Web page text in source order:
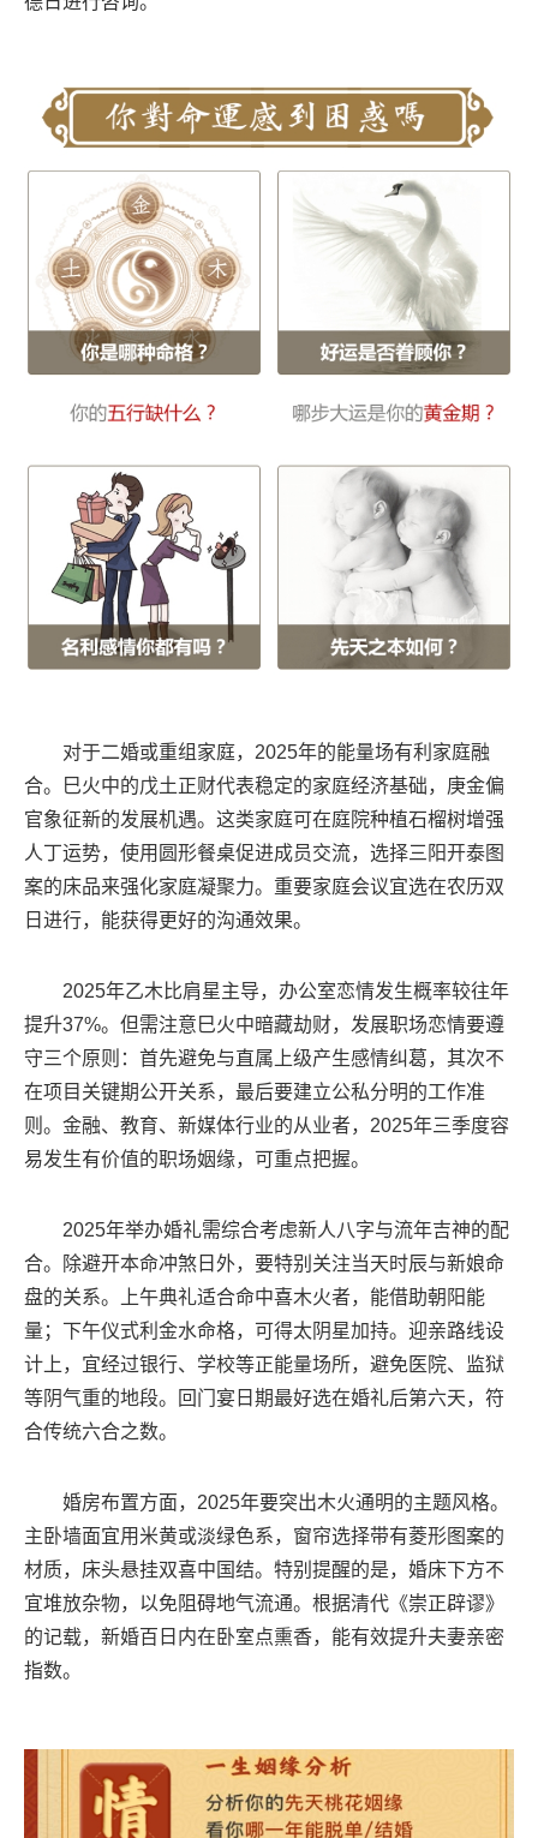
对于二婚或重组家庭，2025年的能量场有利家庭融
合。巳火中的戊土正财代表稳定的家庭经济基础，庚金偏
官象征新的发展机遇。这类家庭可在庭院种植石榴树增强
人丁运势，使用圆形餐桌促进成员交流，选择三阳开泰图
案的床品来强化家庭凝聚力。重要家庭会议宜选在农历双
日进行，能获得更好的沟通效果。
2025年乙木比肩星主导，办公室恋情发生概率较往年
提升37%。但需注意巳火中暗藏劫财，发展职场恋情要遵
守三个原则：首先避免与直属上级产生感情纠葛，其次不
在项目关键期公开关系，最后要建立公私分明的工作准
则。金融、教育、新媒体行业的从业者，2025年三季度容
易发生有价值的职场姻缘，可重点把握。
2025年举办婚礼需综合考虑新人八字与流年吉神的配
合。除避开本命冲煞日外，要特别关注当天时辰与新娘命
盘的关系。上午典礼适合命中喜木火者，能借助朝阳能
量；下午仪式利金水命格，可得太阴星加持。迎亲路线设
计上，宜经过银行、学校等正能量场所，避免医院、监狱
等阴气重的地段。回门宴日期最好选在婚礼后第六天，符
合传统六合之数。
婚房布置方面，2025年要突出木火通明的主题风格。
主卧墙面宜用米黄或淡绿色系，窗帘选择带有菱形图案的
材质，床头悬挂双喜中国结。特别提醒的是，婚床下方不
宜堆放杂物，以免阻碍地气流通。根据清代《崇正辟谬》
的记载，新婚百日内在卧室点熏香，能有效提升夫妻亲密
指数。